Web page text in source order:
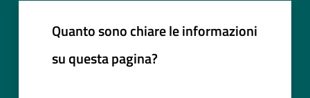
Quanto sono chiare le informazioni
su questa pagina?